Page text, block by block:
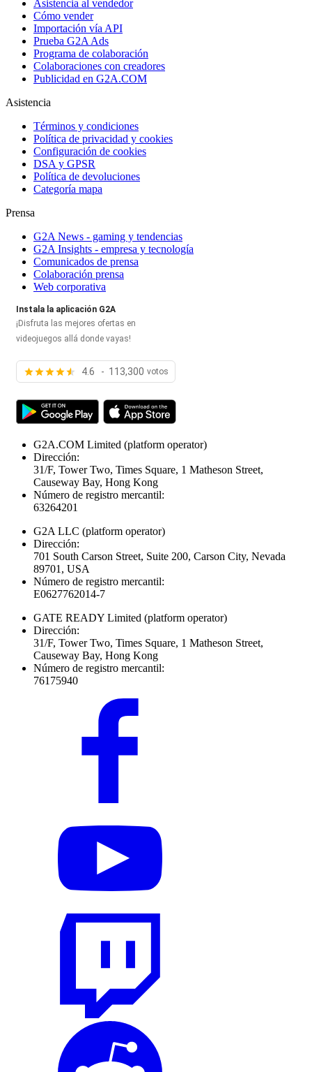
Asistencia al vendedor
Cómo vender
Importación vía API
Prueba G2A Ads
Programa de colaboración
Colaboraciones con creadores
Publicidad en G2A.COM
Asistencia
Términos y condiciones
Política de privacidad y cookies
Configuración de cookies
DSA y GPSR
Política de devoluciones
Categoría mapa
Prensa
G2A News - gaming y tendencias
G2A Insights - empresa y tecnología
Comunicados de prensa
Colaboración prensa
Web corporativa
Instala la aplicación G2A
¡Disfruta las mejores ofertas en
videojuegos allá donde vayas!
4.6 - 113,300 votos
G2A.COM Limited (platform operator)
Dirección:
31/F, Tower Two, Times Square, 1 Matheson Street,
Causeway Bay, Hong Kong
Número de registro mercantil:
63264201
G2A LLC (platform operator)
Dirección:
701 South Carson Street, Suite 200, Carson City, Nevada
89701, USA
Número de registro mercantil:
E0627762014-7
GATE READY Limited (platform operator)
Dirección:
31/F, Tower Two, Times Square, 1 Matheson Street,
Causeway Bay, Hong Kong
Número de registro mercantil:
76175940